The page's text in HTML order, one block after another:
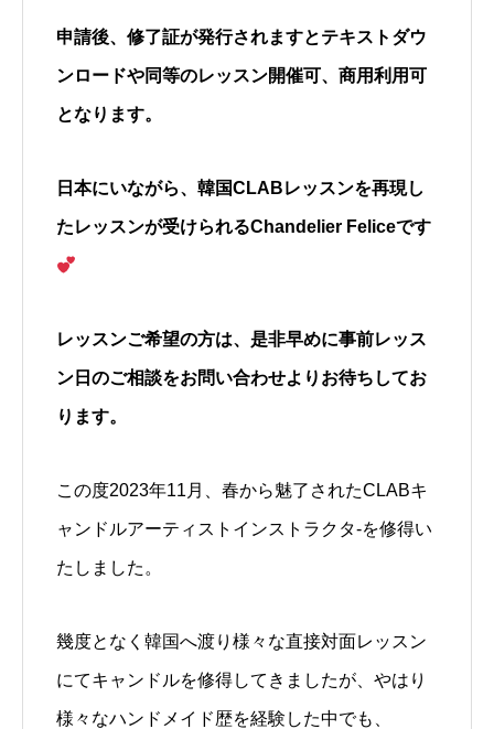
申請後、修了証が発行されますとテキストダウ
ンロードや同等のレッスン開催可、商用利用可
となります。
日本にいながら、韓国CLABレッスンを再現し
たレッスンが受けられるChandelier Feliceです
レッスンご希望の方は、是非早めに事前レッス
ン日のご相談をお問い合わせよりお待ちしてお
ります。
この度2023年11月、春から魅了されたCLABキ
ャンドルアーティストインストラクタ-を修得い
たしました。
幾度となく韓国へ渡り様々な直接対面レッスン
にてキャンドルを修得してきましたが、やはり
様々なハンドメイド歴を経験した中でも、